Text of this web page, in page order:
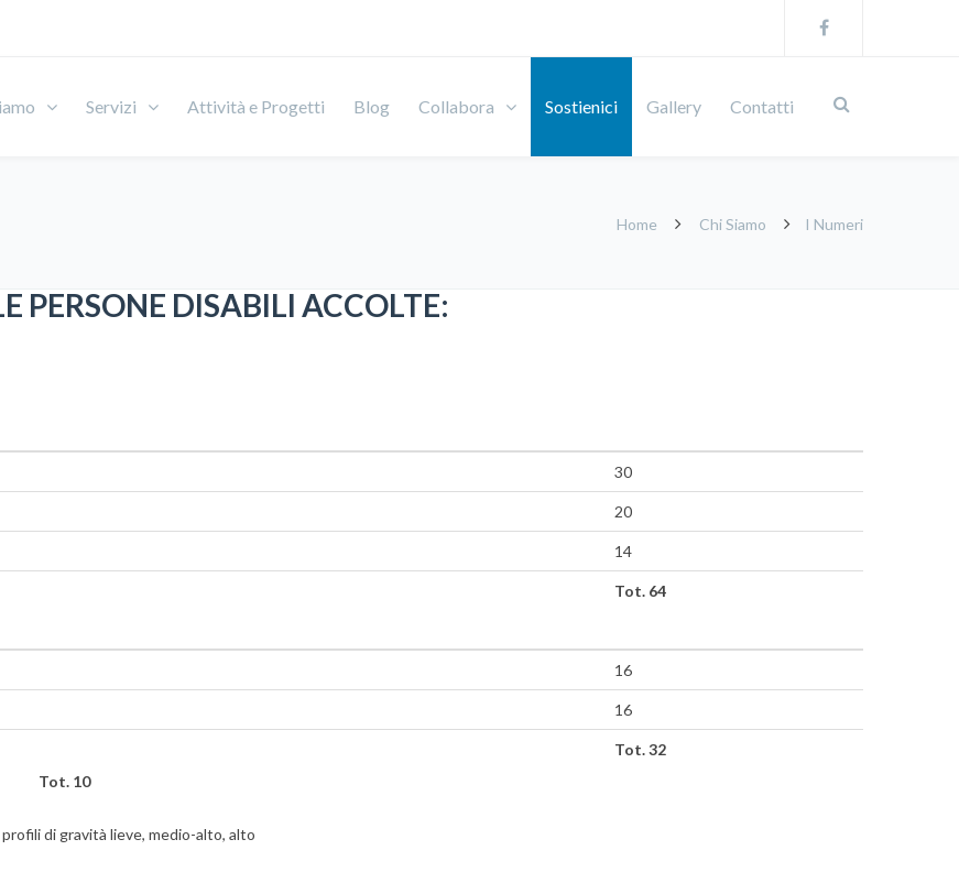
Servizi Attività e Progetti Blog Collabora Sostienici Gallery Contatti
Home Chi Siamo I Numeri
PERSONE DISABILI ACCOLTE:
30
20
14
Tot. 64
16
16
Tot. 32
Tot. 10
di gravità lieve, medio-alto, alto